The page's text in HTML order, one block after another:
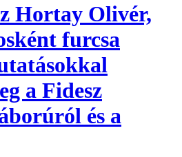
Hortay Olivér,
furcsa
a Fidesz
és a